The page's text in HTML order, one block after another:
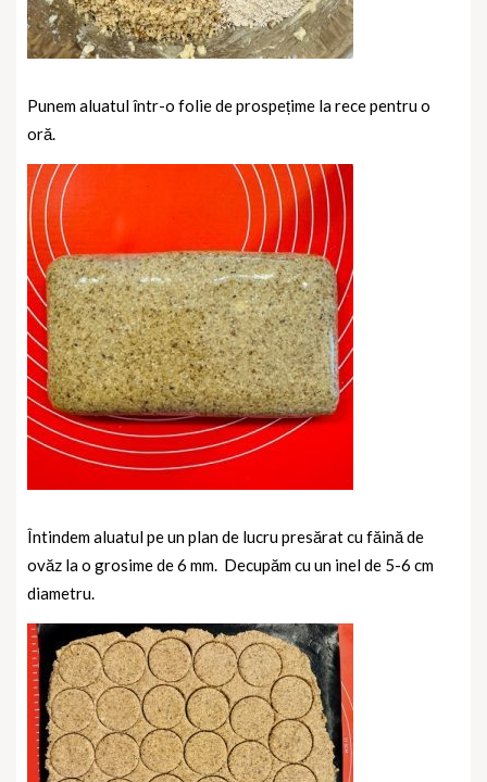
Punem aluatul într-o folie de prospețime la rece pentru o
oră.
Întindem aluatul pe un plan de lucru presărat cu făină de
ovăz la o grosime de 6 mm. Decupăm cu un inel de 5-6 cm
diametru.